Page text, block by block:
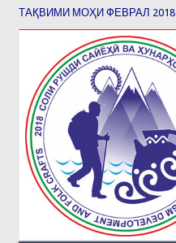
ТАҚВИМИ МОҲИ ФЕВРАЛ 2018